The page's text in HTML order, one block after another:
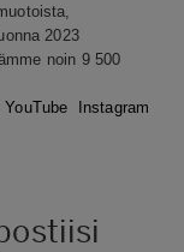
2023
noin 9 500
YouTube Instagram